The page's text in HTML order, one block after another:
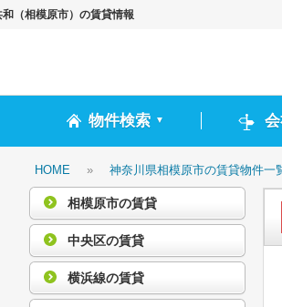
（相模原市）の賃貸情報
物件検索 ▼
HOME » 神奈川県相模原市の賃貸物件一
相模原市の賃貸
中央区の賃貸
横浜線の賃貸